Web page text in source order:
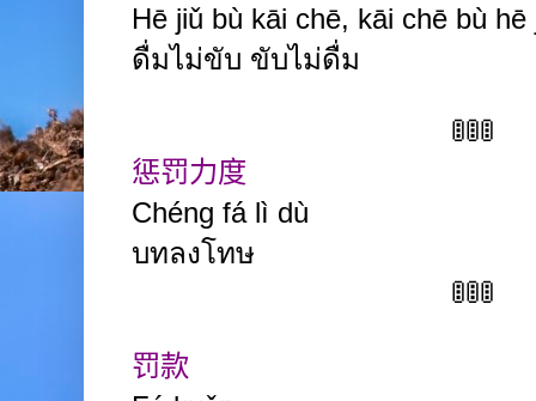
Hē jiǔ bù kāi chē, kāi chē bù hē
ดื่มไม่ขับ ขับไม่ดื่ม
🚦🚦🚦
惩罚力度
Chéng fá lì dù
บทลงโทษ
🚦🚦🚦
罚款